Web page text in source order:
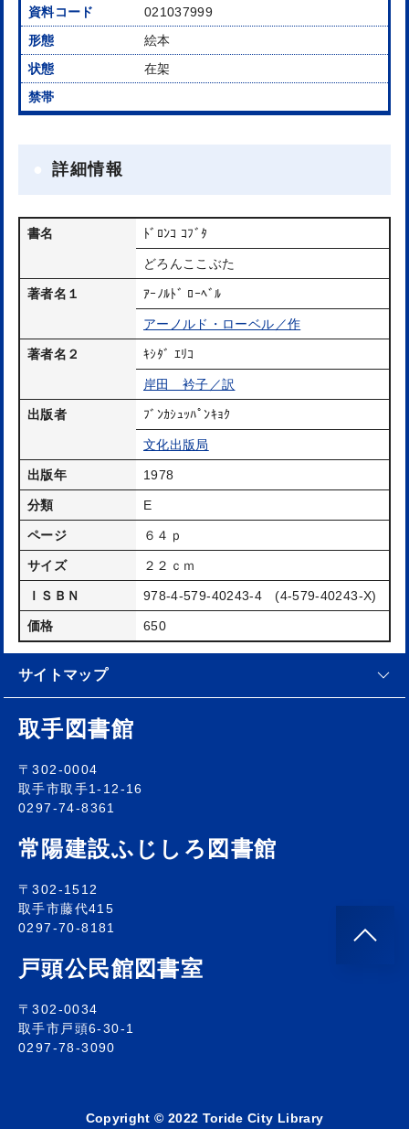
021037999
絵本
在架
詳細情報
書名 ﾄﾞﾛﾝｺ ｺﾌﾞﾀ
どろんここぶた
著者名１ ｱｰﾉﾙﾄﾞ ﾛｰﾍﾞﾙ
アーノルド・ローベル／作
著者名２ ｷｼﾀﾞ ｴﾘｺ
岸田 衿子／訳
出版者 ﾌﾞﾝｶｼｭｯﾊﾟﾝｷｮｸ
文化出版局
出版年 1978
分類 E
ページ ６４ｐ
サイズ ２２ｃｍ
ＩＳＢＮ 978-4-579-40243-4 (4-579-40243-X)
価格 650
サイトマップ
取手図書館
〒302-0004
取手市取手1-12-16
0297-74-8361
常陽建設ふじしろ図書館
〒302-1512
取手市藤代415
0297-70-8181
戸頭公民館図書室
〒302-0034
取手市戸頭6-30-1
0297-78-3090
Copyright © 2022 Toride City Library